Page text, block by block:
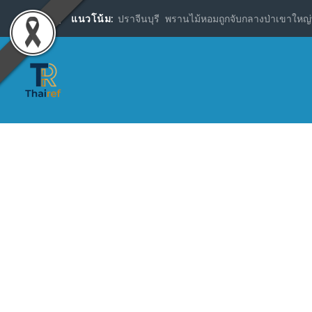
แนวโน้ม: ปราจีนบุรี พรานไม้หอมถูกจับกลางป่าเขาให